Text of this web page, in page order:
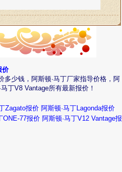
价
多少钱，阿斯顿·马丁厂家指导价格，阿
丁V8 Vantage所有最新报价！
Zagato报价 阿斯顿·马丁Lagonda报价
ONE-77报价 阿斯顿·马丁V12 Vantage报